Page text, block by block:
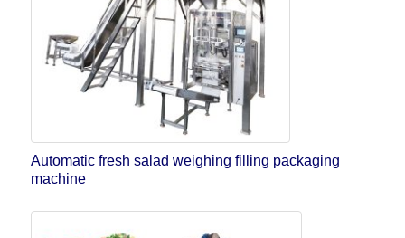
Automatic fresh salad weighing filling packaging
machine